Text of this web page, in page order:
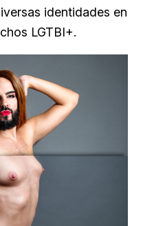
identidades en
LGTBI+.